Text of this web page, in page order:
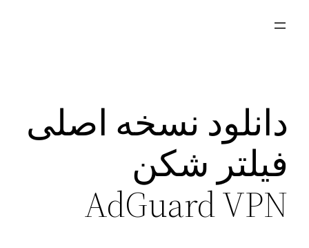
دانلود نسخه اصلی
فیلتر شکن
AdGuard VPN